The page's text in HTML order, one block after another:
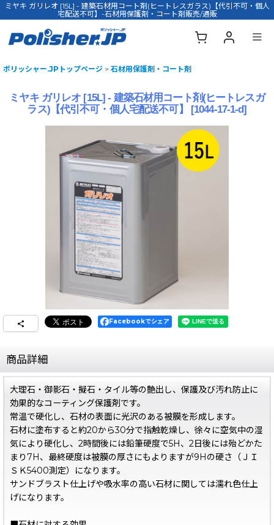
ミヤキ ガリレオ [15L] - 建築石材用コート剤(ヒートレスガラス)【代引不可・個人
宅配送不可】-石材用保護剤・コート剤販売/通販
ポリッシャー.JPトップページ > 石材用保護剤・コート剤
ミヤキ ガリレオ [15L] - 建築石材用コート剤(ヒートレスガ
ラス)【代引不可・個人宅配送不可】
[1044-17-1-d]
Facebookでシェア
商品詳細
大理石・御影石・擬石・タイル等の艶出し、保護及び汚れ防止に
効果的なコーティング保護剤です。
常温で硬化し、石材の表面に光沢のある被膜を形成します。
石材に塗布すると約20から30分で指触乾燥し、徐々に空気中の湿
気により硬化し、2時間後には鉛筆硬度で5H、2日後には殆どかた
まり7H、最終硬度は被膜の厚さにもよりますが9Hの硬さ（ＪＩ
ＳＫ5400測定）になります。
サンドブラスト仕上げや吸水率の高い石材に関しては濡れ色仕上
げになります。